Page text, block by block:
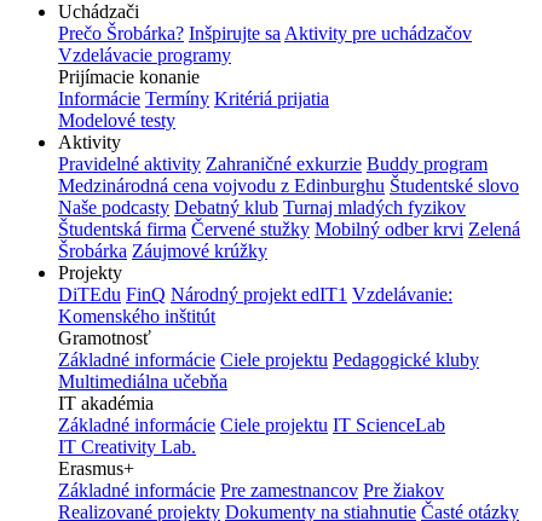
Uchádzači
Prečo Šrobárka? Inšpirujte sa Aktivity pre uchádzačov
Vzdelávacie programy
Prijímacie konanie
Informácie Termíny Kritériá prijatia
Modelové testy
Aktivity
Pravidelné aktivity Zahraničné exkurzie Buddy program
Medzinárodná cena vojvodu z Edinburghu Študentské slovo
Naše podcasty Debatný klub Turnaj mladých fyzikov
Študentská firma Červené stužky Mobilný odber krvi Zelená
Šrobárka Záujmové krúžky
Projekty
DiTEdu FinQ Národný projekt edIT1 Vzdelávanie:
Komenského inštitút
Gramotnosť
Základné informácie Ciele projektu Pedagogické kluby
Multimediálna učebňa
IT akadémia
Základné informácie Ciele projektu IT ScienceLab
IT Creativity Lab.
Erasmus+
Základné informácie Pre zamestnancov Pre žiakov
Realizované projekty Dokumenty na stiahnutie Časté otázky